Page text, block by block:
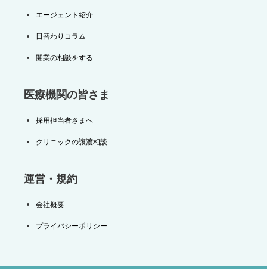
エージェント紹介
日替わりコラム
開業の相談をする
医療機関の皆さま
採用担当者さまへ
クリニックの譲渡相談
運営・規約
会社概要
プライバシーポリシー